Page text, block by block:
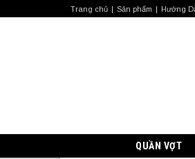
Trang chủ Sản phẩm Hướng
QUẦN VỢT